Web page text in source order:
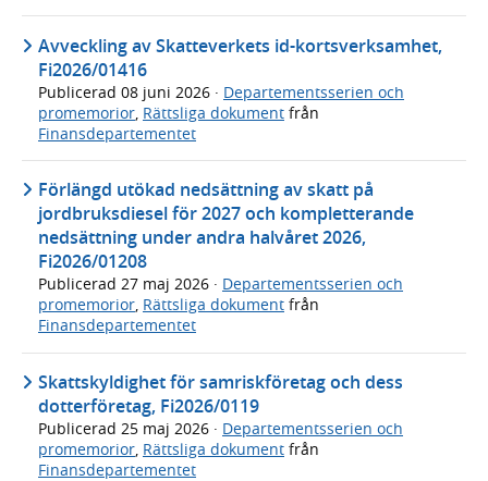
Avveckling av Skatteverkets id-kortsverksamhet,
Fi2026/01416
Publicerad 08 juni 2026 · Departementsserien och
promemorior Rättsliga dokument från
Finansdepartementet
Förlängd utökad nedsättning av skatt på
jordbruksdiesel för 2027 och kompletterande
nedsättning under andra halvåret 2026,
Fi2026/01208
Publicerad 27 maj 2026 · Departementsserien och
promemorior, Rättsliga dokument från
Finansdepartementet
Skattskyldighet för samriskföretag och dess
dotterföretag, Fi2026/0119
Publicerad 25 maj 2026 · Departementsserien och
promemorior, Rättsliga dokument från
Finansdepartementet